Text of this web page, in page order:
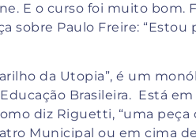
E o curso foi muito bom.
sobre Paulo Freire: “Estou
da Utopia”, é um
Brasileira. Está em
diz Riguetti, “uma peça
Municipal ou em cima